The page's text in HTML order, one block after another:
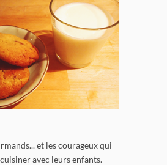
et les courageux qui
avec leurs enfants.